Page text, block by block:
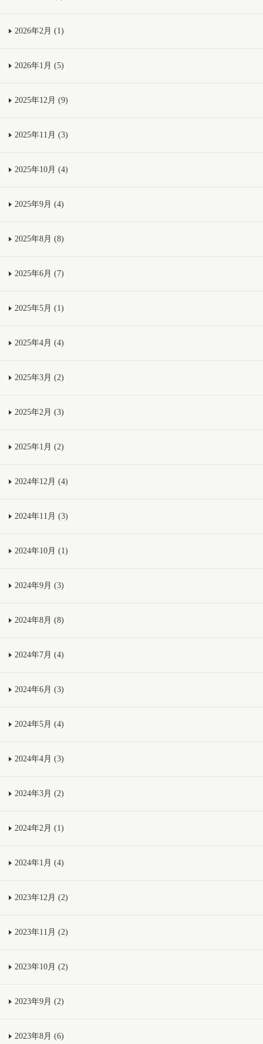
2026年2月 (1)
2026年1月 (5)
2025年12月 (9)
2025年11月 (3)
2025年10月 (4)
2025年9月 (4)
2025年8月 (8)
2025年6月 (7)
2025年5月 (1)
2025年4月 (4)
2025年3月 (2)
2025年2月 (3)
2025年1月 (2)
2024年12月 (4)
2024年11月 (3)
2024年10月 (1)
2024年9月 (3)
2024年8月 (8)
2024年7月 (4)
2024年6月 (3)
2024年5月 (4)
2024年4月 (3)
2024年3月 (2)
2024年2月 (1)
2024年1月 (4)
2023年12月 (2)
2023年11月 (2)
2023年10月 (2)
2023年9月 (2)
2023年8月 (6)